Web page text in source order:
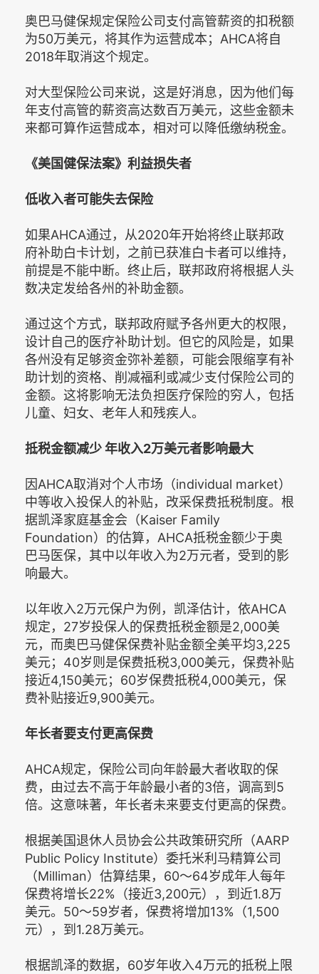
奥巴马健保规定保险公司支付高管薪资的扣税额
为50万美元，将其作为运营成本；AHCA将自
2018年取消这个规定。
对大型保险公司来说，这是好消息，因为他们每
年支付高管的薪资高达数百万美元，这些金额未
来都可算作运营成本，相对可以降低缴纳税金。
《美国健保法案》利益损失者
低收入者可能失去保险
如果AHCA通过，从2020年开始将终止联邦政
府补助白卡计划，之前已获准白卡者可以维持，
前提是不能中断。终止后，联邦政府将根据人头
数决定发给各州的补助金额。
通过这个方式，联邦政府赋予各州更大的权限，
设计自己的医疗补助计划。但它的风险是，如果
各州没有足够资金弥补差额，可能会限缩享有补
助计划的资格、削减福利或减少支付保险公司的
金额。这将影响无法负担医疗保险的穷人，包括
儿童、妇女、老年人和残疾人。
抵税金额减少 年收入2万美元者影响最大
因AHCA取消对个人市场（individual market）
中等收入投保人的补贴，改采保费抵税制度。根
据凯泽家庭基金会（Kaiser Family
Foundation）的估算，AHCA抵税金额少于奥
巴马医保，其中以年收入为2万元者，受到的影
响最大。
以年收入2万元保户为例，凯泽估计，依AHCA
规定，27岁投保人的保费抵税金额是2,000美
元，而奥巴马健保保费补贴金额全美平均3,225
美元；40岁则是保费抵税3,000美元，保费补贴
接近4,150美元；60岁保费抵税4,000美元，保
费补贴接近9,900美元。
年长者要支付更高保费
AHCA规定，保险公司向年龄最大者收取的保
费，由过去不高于年龄最小者的3倍，调高到5
倍。这意味著，年长者未来要支付更高的保费。
根据美国退休人员协会公共政策研究所（AARP
Public Policy Institute）委托米利马精算公司
（Milliman）估算结果，60～64岁成年人每年
保费将增长22%（接近3,200元），到近1.8万
美元。50～59岁者，保费将增加13%（1,500
元），到1.28万美元。
根据凯泽的数据，60岁年收入4万元的抵税上限